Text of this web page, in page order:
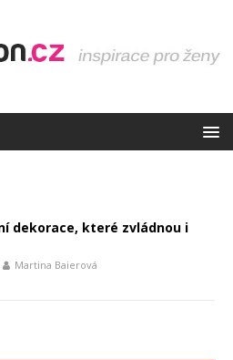
dekorace, které zvládnou i
Martina Baierová